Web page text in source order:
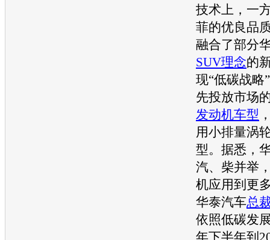
技术上，一
菲的优良品
融合了部分
SUV理念的
现“低碳战略
先投放市场
发动机车型
用小排量涡
型。据悉，
汽、柴并举
机应用到更
华泰汽车总
依照低碳发
年下半年到